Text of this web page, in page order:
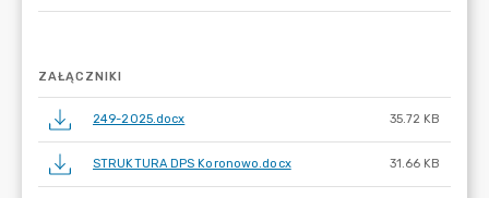
ZAŁĄCZNIKI
249-2025.docx 35.72 KB
STRUKTURA DPS Koronowo.docx 31.66 KB